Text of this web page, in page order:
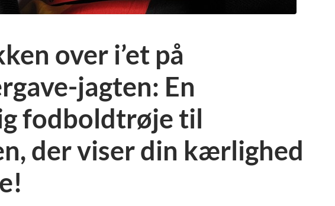
over i’et på
jagten: En
fodboldtrøje til
der viser din kærlighed